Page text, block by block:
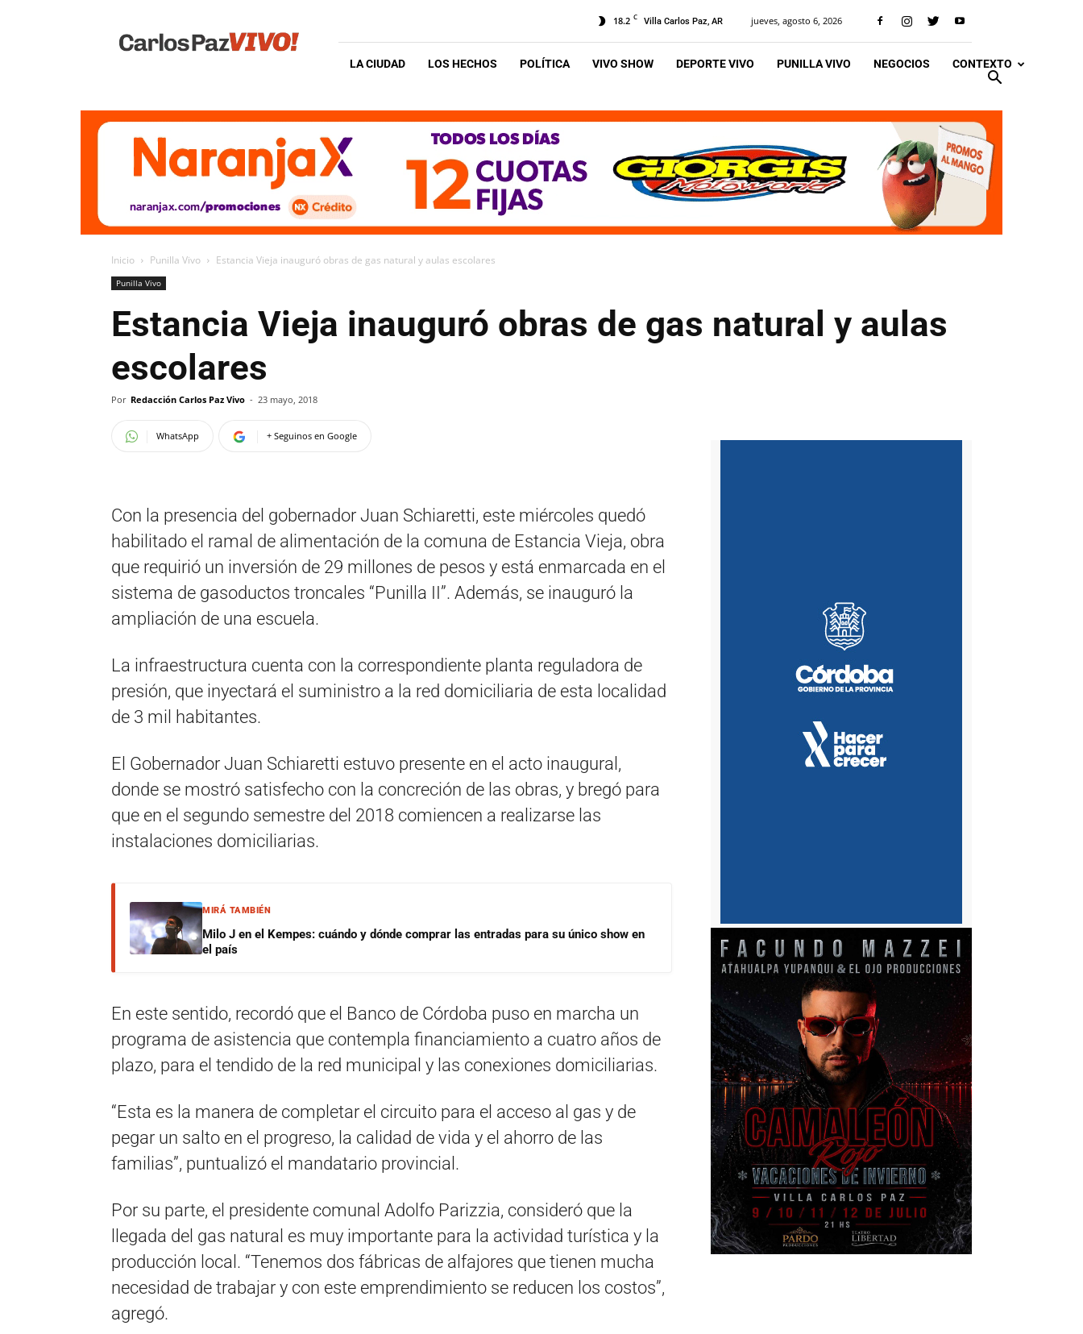
Vivo
18.2 C Villa Carlos Paz, AR jueves, agosto 6, 2026
LA CIUDAD LOS HECHOS POLÍTICA VIVO SHOW DEPORTE VIVO PUNILLA VIVO NEGOCIOS CONTEXTO
Inicio Punilla Vivo Estancia Vieja inauguró obras de gas natural y aulas escolares
Punilla Vivo
Estancia Vieja inauguró obras de gas natural y aulas
escolares
Por Redacción Carlos Paz Vivo - 23 mayo, 2018
WhatsApp + Seguinos en Google
Con la presencia del gobernador Juan Schiaretti, este miércoles quedó
habilitado el ramal de alimentación de la comuna de Estancia Vieja, obra
que requirió un inversión de 29 millones de pesos y está enmarcada en el
sistema de gasoductos troncales “Punilla II”. Además, se inauguró la
ampliación de una escuela.
La infraestructura cuenta con la correspondiente planta reguladora de
presión, que inyectará el suministro a la red domiciliaria de esta localidad
de 3 mil habitantes.
El Gobernador Juan Schiaretti estuvo presente en el acto inaugural,
donde se mostró satisfecho con la concreción de las obras, y bregó para
que en el segundo semestre del 2018 comiencen a realizarse las
instalaciones domiciliarias.
MIRÁ TAMBIÉN
Milo J en el Kempes: cuándo y dónde comprar las entradas para su único show en
el país
En este sentido, recordó que el Banco de Córdoba puso en marcha un
programa de asistencia que contempla financiamiento a cuatro años de
plazo, para el tendido de la red municipal y las conexiones domiciliarias.
“Esta es la manera de completar el circuito para el acceso al gas y de
pegar un salto en el progreso, la calidad de vida y el ahorro de las
familias”, puntualizó el mandatario provincial.
Por su parte, el presidente comunal Adolfo Parizzia, consideró que la
llegada del gas natural es muy importante para la actividad turística y la
producción local. “Tenemos dos fábricas de alfajores que tienen mucha
necesidad de trabajar y con este emprendimiento se reducen los costos”,
agregó.